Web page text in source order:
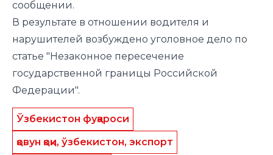
сообщении.
В результате в отношении водителя и
нарушителей возбуждено уголовное дело по
статье "Незаконное пересечение
государственной границы Российской
Федерации".
Ўзбекистон фуқароси
қовун қоқи, ўзбекистон, экспорт